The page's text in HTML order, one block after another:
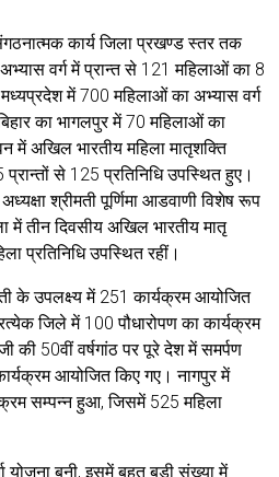
कार्य जिला प्रखण्ड स्तर तक
वर्ग में प्रान्त से 121 महिलाओं का 8
में 700 महिलाओं का अभ्यास वर्ग
का भागलपुर में 70 महिलाओं का
में अखिल भारतीय महिला मातृशक्ति
से 125 प्रतिनिधि उपस्थित हुए।
श्रीमती पूर्णिमा आडवाणी विशेष रूप
तीन दिवसीय अखिल भारतीय मातृ
प्रतिनिधि उपस्थित रहीं।
के उपलक्ष्य में 251 कार्यक्रम आयोजित
जिले में 100 पौधारोपण का कार्यक्रम
की 50वीं वर्षगांठ पर पूरे देश में समर्पण
आयोजित किए गए। नागपुर में
सम्पन्न हुआ, जिसमें 525 महिला
योजना बनी, इसमें बहुत बड़ी संख्या में